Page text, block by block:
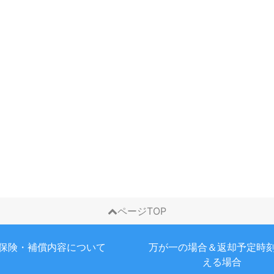
ページTOP
険・補償内容について
万が一の場合＆返却予定時
える場合